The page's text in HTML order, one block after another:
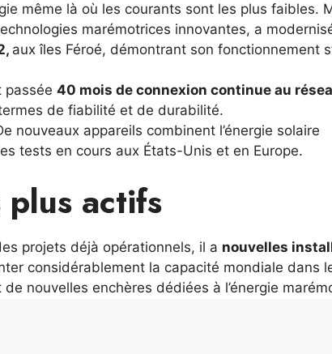
même là où les courants sont les plus faibles.
marémotrices innovantes, a
aux îles Féroé, démontrant son fonctionnement
passée 40 mois de connexion continue au
de fiabilité et de durabilité.
nouveaux appareils combinent l’énergie solaire
tests en cours aux États-Unis et en Europe.
plus actifs
projets déjà opérationnels, il a nouvelles
considérablement la capacité mondiale dans
nouvelles enchères dédiées à l’énergie